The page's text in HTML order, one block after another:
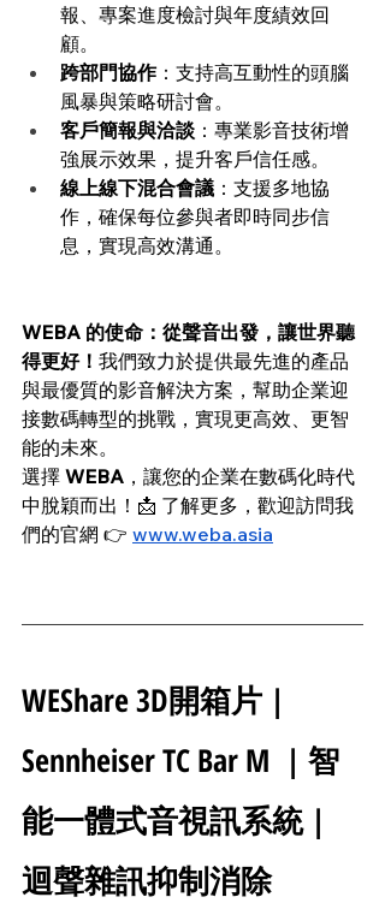
報、專案進度檢討與年度績效回
顧。
跨部門協作：支持高互動性的頭腦
風暴與策略研討會。
客戶簡報與洽談 ：專業影音技術增
強展示效果，提升客戶信任感。
線上線下混合會議 ：支援多地協
作，確保每位參與者即時同步信
息，實現高效溝通。
WEBA 的使命：從聲音出發，讓世界聽
得更好！ 我們致力於提供最先進的產品
與最優質的影音解決方案，幫助企業迎
接數碼轉型的挑戰，實現更高效、更智
能的未來。
選擇 WEBA ，讓您的企業在數碼化時代
中脫穎而出！📩 了解更多，歡迎訪問我
們的官網 👉 www.weba.asia
WEShare 3D開箱片 |
Sennheiser TC Bar M  | 智
能一體式音視訊系統 |
迴聲雜訊抑制消除